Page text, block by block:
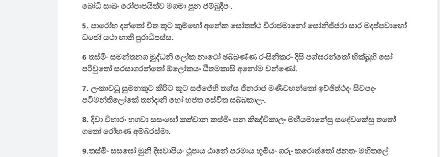
බෝධි සාඛං රෝපාපයිත්ව මගමා පුන ජම්බුදීපං.
5. පාරෝහ දන්තෝ චිත කූට කුම්භෝ අනේක සෝතත්ථ විරාජමානෝ සෝනිජ්ජරා සාර මදප්පවාහෝ
ධජෝ යථා භාති පුරාධිපස්ස.
6 තස්මිං සමන්තනග මුද්ධනි ලෝක නාථෝ ඡබ්බණ්ණ රංසිනිකරං දිසි පග්ඝරන්තෝ භික්ඛූහි සෝ
පරිවුතෝ සරසාගරන්තෝ ඕලෝකයං ඨිතමකාසි අනෝම වන්ණෝ.
7. ලංකාවධූ සුමනකූට කිරිට කූට සජ්ජේහි තග්ඝ ජිනරාජ මණීවහන්තෝ ඉච්ඡිත්ථදං සිවපදං
පටිමන්තිලෝකේ තන්දානි භෝ භජත සේවිත සබ්බකාලං.
8. දිවා විහාරං භගවා සසංඝෝ කත්වාන කස්මිං පන කිඤ්චිකාලං මහීයමානේසු සදේවකේසු තතෝ
ගතෝ රෝහණ අම්බරස්මා.
9.තස්මිං සසඝෝ මුනි දිඝවාපියං ථූපාය ඨානේ පරමාය භූමියං ගරුං කරොත්තෝ ජනතං මහීතලේ